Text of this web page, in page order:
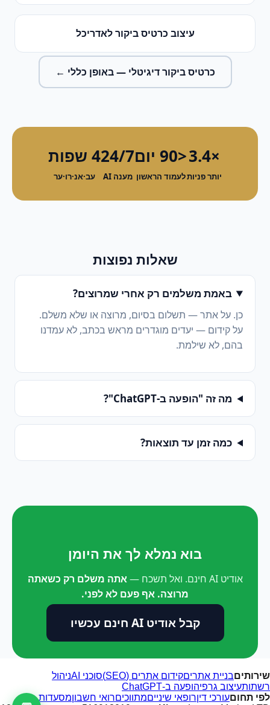
עיצוב כרטיס ביקורלאדריכל
כרטיס ביקור דיגיטלי — באופן כללי ←
×3.4
יותר פניות
<90 יום
לעמוד הראשון
24/7
מענה AI
4 שפות
עב·אנ·רו·ער
שאלות נפוצות
באמת משלמים רק אחרי שמרוצים?
כן. על אתר — תשלום בסיום, מרוצה או שלא משלם.
על קידום — יעדים מוגדרים מראש בכתב, לא עמדנו
בהם, לא שילמת.
מה זה "הופעה ב-ChatGPT"?
כמה זמן עד תוצאות?
בוא נמלא לך את היומן
אודיט AI חינם. ואל תשכח —
אתה משלם רק כשאתה
מרוצה. אף פעם לא לפני.
קבל אודיט AI חינם עכשיו
שירותיםבניית אתריםקידום אתרים (SEO) סוכני AI
ניהול
רשתותעיצוב גרפיהופעה ב-ChatGPT
לפי תחוםעורכי דיןרופאי שינייםמתווכיםרואי חשבוןמסעדות